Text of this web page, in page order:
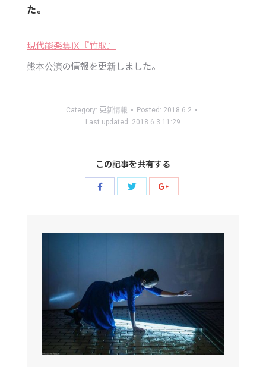
た。
現代能楽集Ⅸ『竹取』
熊本公演の情報を更新しました。
Category: 更新情報 Posted: 2018.6.2
Last updated: 2018.6.3 11:29
この記事を共有する
Share
Share